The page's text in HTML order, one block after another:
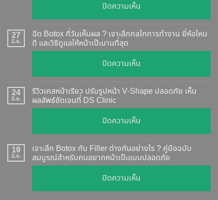
ปิดความเห็น
Botox
แท้
อย่างไร
อัปเดต
2026
ยี่ห้อ
แบบ
27
มิ.ย.
ฉีด Botox กี่วันเห็นผล ? เจาะลึกกลไกการทำงาน ยี่ห้อไหน
ดี และวิธีดูแลให้หน้าเป๊ะนานที่สุด
ปิดความเห็น
ฉีด
Botox
วัน
ผล
?
เจาะ
24
มิ.ย.
รีวิวเคสหน้าเรียว ปรับรูปหน้า V-Shape ปลอดภัย เห็น
ผลลัพธ์ชัดเจนที่ DS Clinic
ปิดความเห็น
รีวิว
เคส
หน้า
เรียว
รูป
19
มิ.ย.
เจาะลึก Botox กับ Filler ต่างกันอย่างไร ? คู่มือฉบับ
สมบูรณ์สำหรับคนอยากหน้าเป๊ะแบบปลอดภัย
ปิดความเห็น
เจาะ